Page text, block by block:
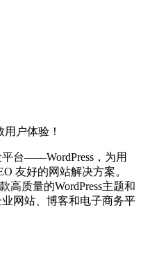
户体验！
台——WordPress，为用
友好的网站解决方案。
高质量的WordPress主题和
网站、博客和电子商务平